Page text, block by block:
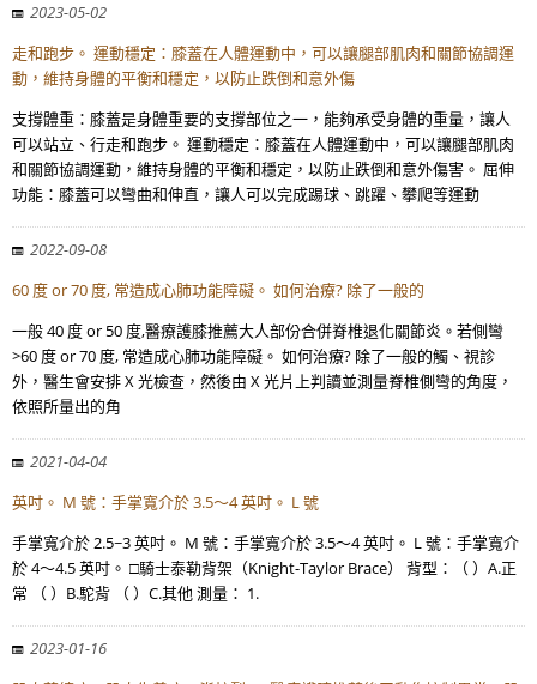
2023-05-02
走和跑步。 運動穩定：膝蓋在人體運動中，可以讓腿部肌肉和關節協調運
動，維持身體的平衡和穩定，以防止跌倒和意外傷
支撐體重：膝蓋是身體重要的支撐部位之一，能夠承受身體的重量，讓人
可以站立、行走和跑步。 運動穩定：膝蓋在人體運動中，可以讓腿部肌肉
和關節協調運動，維持身體的平衡和穩定，以防止跌倒和意外傷害。 屈伸
功能：膝蓋可以彎曲和伸直，讓人可以完成踢球、跳躍、攀爬等運動
2022-09-08
60 度 or 70 度, 常造成心肺功能障礙。 如何治療? 除了一般的
一般 40 度 or 50 度,醫療護膝推薦大人部份合併脊椎退化關節炎。若側彎
>60 度 or 70 度, 常造成心肺功能障礙。 如何治療? 除了一般的觸、視診
外，醫生會安排 X 光檢查，然後由 X 光片上判讀並測量脊椎側彎的角度，
依照所量出的角
2021-04-04
英吋。 M 號：手掌寬介於 3.5～4 英吋。 L 號
手掌寬介於 2.5~3 英吋。 M 號：手掌寬介於 3.5～4 英吋。 L 號：手掌寬介
於 4～4.5 英吋。 □騎士泰勒背架（Knight-Taylor Brace） 背型：（ ）A.正
常 （ ）B.駝背 （ ）C.其他 測量： 1.
2023-01-16